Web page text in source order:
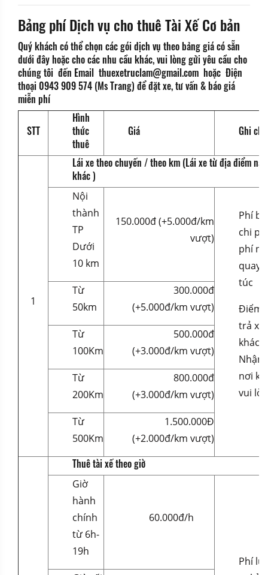
Bảng phí Dịch vụ cho thuê Tài Xế Cơ bản
Quý khách có thể chọn các gói dịch vụ theo bảng giá có sẵn
dưới đây hoặc cho các nhu cầu khác, vui lòng gửi yêu cầu cho
chúng tôi đến Email thuexetruclam@gmail.com hoặc Điện
thoại 0943 909 574 (Ms Trang) để đặt xe, tư vấn & báo giá
miễn phí
STT
Hình
thức
thuê
Giá Ghi chú
1
Lái xe theo chuyến / theo km (Lái xe từ địa điểm
khác )
Nội
thành
TP
Dưới
10 km
150.000đ (+5.000đ/km
vượt)
Phí
chi
phí
quay
túc
Điểm
trả xe
khách
Nhận
nơi
vui
Từ
50km
300.000đ
(+5.000đ/km vượt)
Từ
100Km
500.000đ
(+3.000đ/km vượt)
Từ
200Km
800.000đ
(+3.000đ/km vượt)
Từ
500Km
1.500.000Đ
(+2.000đ/km vượt)
Thuê tài xế theo giờ
Giờ
hành
chính
từ 6h-
19h
60.000đ/h
Phí